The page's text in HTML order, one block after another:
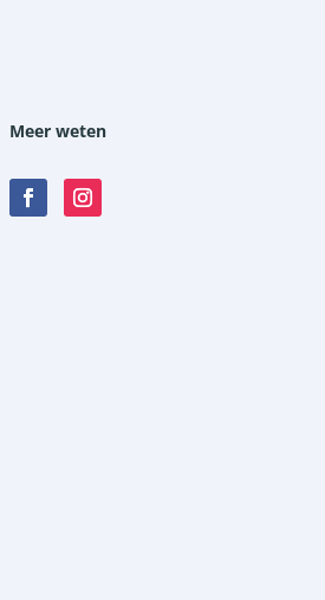
Meer weten